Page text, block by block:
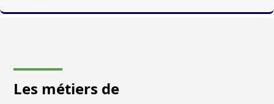
Les métiers de